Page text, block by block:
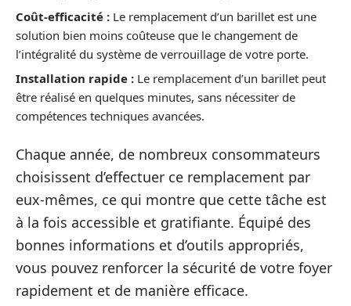
Coût-efficacité : Le remplacement d’un barillet est une
solution bien moins coûteuse que le changement de
l’intégralité du système de verrouillage de votre porte.
Installation rapide : Le remplacement d’un barillet peut
être réalisé en quelques minutes, sans nécessiter de
compétences techniques avancées.
Chaque année, de nombreux consommateurs
choisissent d’effectuer ce remplacement par
eux-mêmes, ce qui montre que cette tâche est
à la fois accessible et gratifiante. Équipé des
bonnes informations et d’outils appropriés,
vous pouvez renforcer la sécurité de votre foyer
rapidement et de manière efficace.